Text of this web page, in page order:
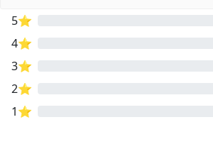
5⭐
4⭐
3⭐
2⭐
1⭐